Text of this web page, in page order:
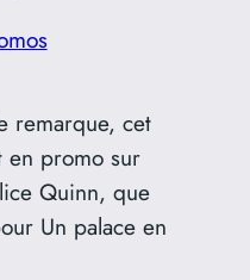
remarque, cet
en promo sur
Quinn, que
Un palace en